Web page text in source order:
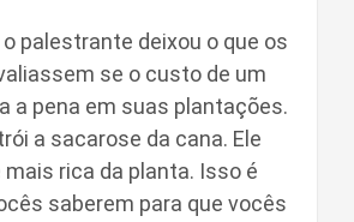
o palestrante deixou o que os
se o custo de um
a pena em suas plantações.
a sacarose da cana. Ele
rica da planta. Isso é
saberem para que vocês